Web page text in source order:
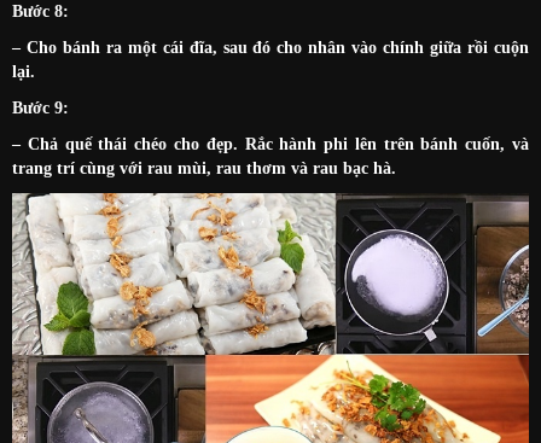
Bước 8:
– Cho bánh ra một cái đĩa, sau đó cho nhân vào chính giữa rồi cuộn
lại.
Bước 9:
– Chả quế thái chéo cho đẹp. Rắc hành phi lên trên bánh cuốn, và
trang trí cùng với rau mùi, rau thơm và rau bạc hà.